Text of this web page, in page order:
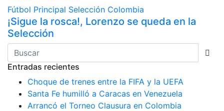
Fútbol Principal Selección Colombia
¡Sigue la rosca!, Lorenzo se queda en la
Selección
Entradas recientes
Choque de trenes entre la FIFA y la UEFA
Santa Fe humilló a Caracas en Venezuela
Arrancó el Torneo Clausura en Colombia